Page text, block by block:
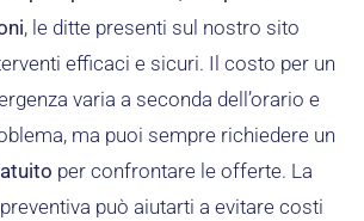
, le ditte presenti sul nostro sito
efficaci e sicuri. Il costo per un
varia a seconda dell’orario e
ma puoi sempre richiedere un
per confrontare le offerte. La
può aiutarti a evitare costi